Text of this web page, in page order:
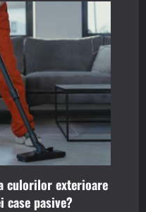
culorilor exterioare
pasive?